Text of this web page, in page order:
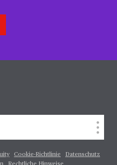
Cookie-Richtlinie
Datenschutz